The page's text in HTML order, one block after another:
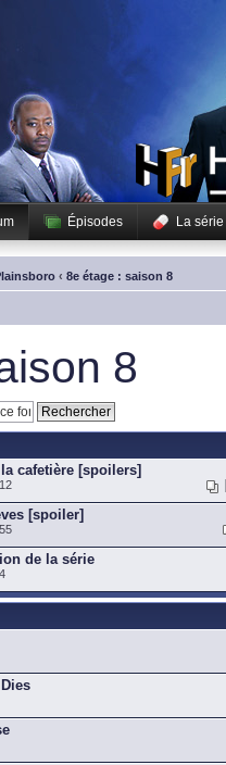
Épisodes La série
‹ 8e étage : saison 8
8
cafetière [spoilers]
[spoiler]
de la série